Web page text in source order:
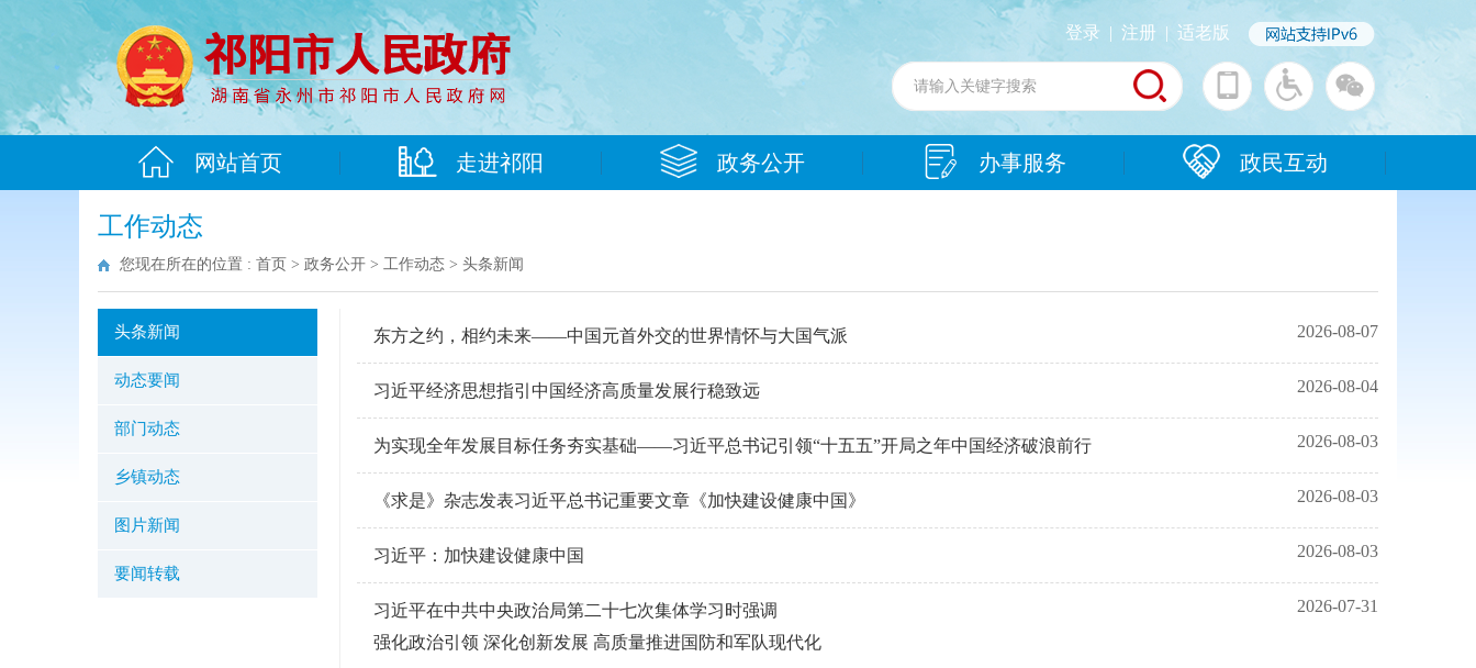
登录 | 注册 | 适老版
网站首页 走进祁阳 政务公开 办事服务 政民互动
工作动态
您现在所在的位置 : 首页 > 政务公开 > 工作动态 > 头条新闻
头条新闻
动态要闻
部门动态
乡镇动态
图片新闻
要闻转载
东方之约，相约未来——中国元首外交的世界情怀与大国气派 2026-08-07
习近平经济思想指引中国经济高质量发展行稳致远 2026-08-04
为实现全年发展目标任务夯实基础——习近平总书记引领“十五五”开局之年中国经济破浪前行 2026-08-03
《求是》杂志发表习近平总书记重要文章《加快建设健康中国》 2026-08-03
习近平：加快建设健康中国 2026-08-03
习近平在中共中央政治局第二十七次集体学习时强调
强化政治引领 深化创新发展 高质量推进国防和军队现代化
2026-07-31